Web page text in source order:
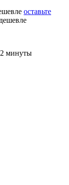
оставьте
2 минуты